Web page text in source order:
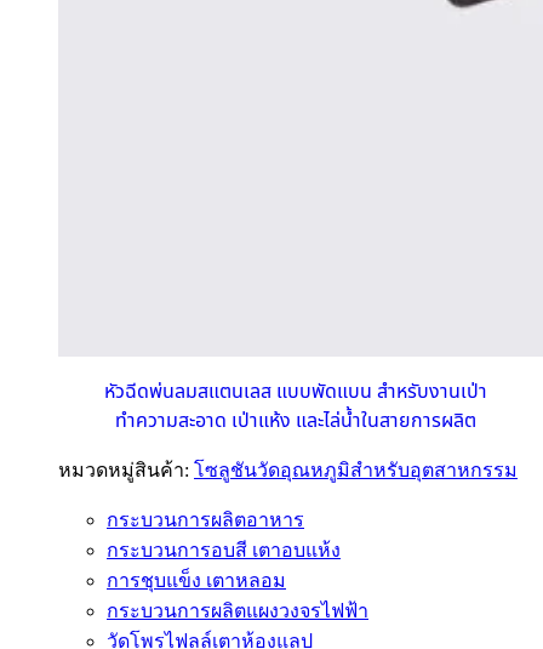
หัวฉีดพ่นลมสแตนเลส แบบพัดแบน สำหรับงานเป่า
ทำความสะอาด เป่าแห้ง และไล่น้ำในสายการผลิต
หมวดหมู่สินค้า: โซลูชันวัดอุณหภูมิสำหรับอุตสาหกรรม
กระบวนการผลิตอาหาร
กระบวนการอบสี เตาอบแห้ง
การชุบแข็ง เตาหลอม
กระบวนการผลิตแผงวงจรไฟฟ้า
วัดโพรไฟลล์เตาห้องแลป